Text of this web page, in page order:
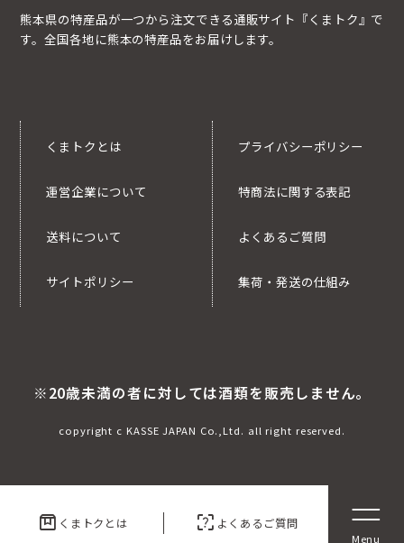
box くまトクとは indeterminate_question_box よくあるご質問
熊本県の特産品が一つから注文できる通販サイト『くまトク』で
す。全国各地に熊本の特産品をお届けします。
くまトクとは
運営企業について
送料について
サイトポリシー
プライバシーポリシー
特商法に関する表記
よくあるご質問
集荷・発送の仕組み
※20歳未満の者に対しては酒類を販売しません。
copyright c KASSE JAPAN Co.,Ltd. all right reserved.